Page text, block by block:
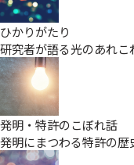
ひかりがたり
研究者が語る光のあれこ
発明・特許のこぼれ話
発明にまつわる特許の歴